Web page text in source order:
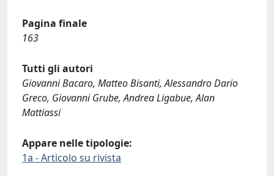
Pagina finale
163
Tutti gli autori
Giovanni Bacaro, Matteo Bisanti, Alessandro Dario
Greco, Giovanni Grube, Andrea Ligabue, Alan
Mattiassi
Appare nelle tipologie:
1a - Articolo su rivista